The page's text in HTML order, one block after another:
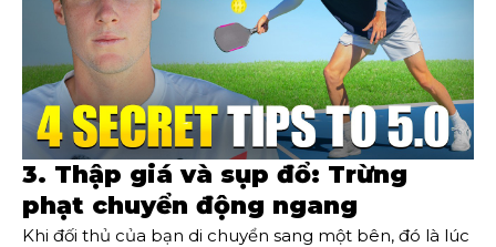
3. Thập giá và sụp đổ: Trừng
phạt chuyển động ngang
Khi đối thủ của bạn di chuyển sang một bên, đó là lúc